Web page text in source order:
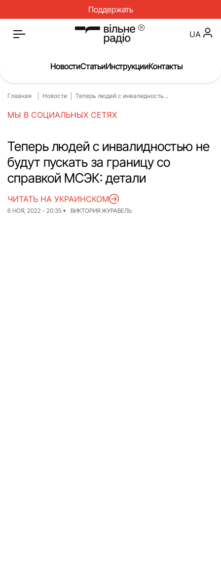
Поддержать
Главная
О нас
Инструкции
Спорт
Интервью
Досье
Репортаж
Блог
Проекты
UA
НовостиСтатьиИнструкцииКонтакты
Главная Новости Теперь людей с инвалидность...
МЫ В СОЦИАЛЬНЫХ СЕТЯХ
Теперь людей с инвалидностью не
будут пускать за границу со
справкой МСЭК: детали
6 НОЯ, 2022 - 20:35 ВИКТОРИЯ ЖУРАВЕЛЬ
ЧИТАТЬ НА УКРАИНСКОМ